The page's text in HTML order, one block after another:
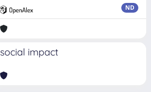
ND
social impact